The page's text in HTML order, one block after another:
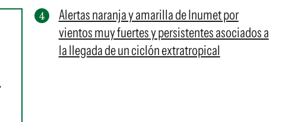
Alertas naranja y amarilla de Inumet por
vientos muy fuertes y persistentes asociados a
la llegada de un ciclón extratropical